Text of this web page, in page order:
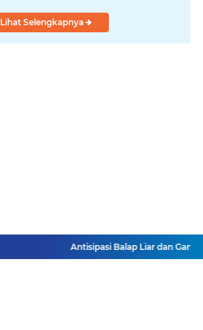
Lihat Selengkapnya
Antisipasi Balap Liar dan